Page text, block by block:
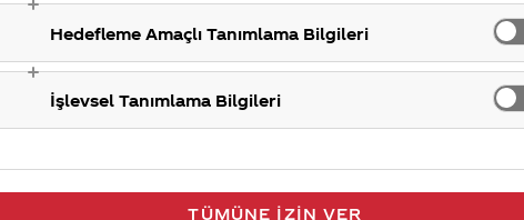
Hedefleme Amaçlı Tanımlama Bilgileri
İşlevsel Tanımlama Bilgileri
TÜMÜNE İZIN VER